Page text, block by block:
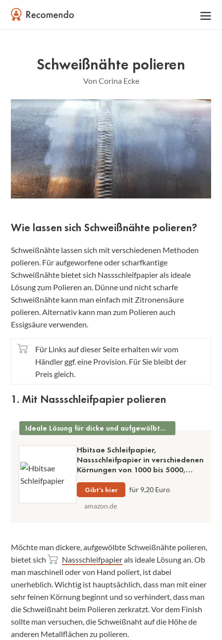
Schweißnähte polieren
Von Corina Ecke
Wie lassen sich Schweißnähte polieren?
Schweißnähte lassen sich mit verschiedenen Methoden
polieren. Für aufgeworfene oder scharfkantige
Schweißnähte bietet sich Nassschleifpapier als ideale
Lösung zum Polieren an. Dünne und nicht scharfe
Schweißnähte kann man einfach mit Zitronensäure
polieren. Alternativ kann man zum Polieren auch
Essigsäure verwenden.
Für Links auf dieser Seite erhalten wir vom
Händler ggf. eine Provision. Für Sie bleibt der
Preis gleich.
1. Mit Nassschleifpapier polieren
Ideale Lösung für dicke und aufgewölbte Schweißnähte
Hbitsae Schleifpapier,
Nassschleifpapier in verschiedenen
Körnungen von 1000 bis 5000,
hochwertige Qualität, 12 Stück im
SetGibt’s hier
für 9,20 Euro
amazon.de
Möchte man dickere, aufgewölbte Schweißnähte polieren,
bietet sich
Nassschleifpapierals ideale Lösung an. Ob
man maschinell oder von Hand poliert, ist dabei
unerheblich. Wichtig ist hauptsächlich, dass man mit einer
sehr feinen Körnung beginnt und so verhindert, dass man
die Schweißnaht beim Polieren zerkratzt. Vor dem Finish
sollte man versuchen, die Schweißnaht auf die Höhe de
anderen Metallflächen zu polieren.